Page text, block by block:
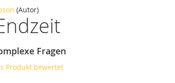
(Autor)
Fragen
Produkt bewertet